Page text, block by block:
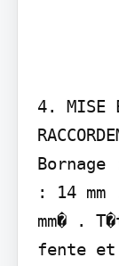
4. MISE
: 14
mm� .
fente et